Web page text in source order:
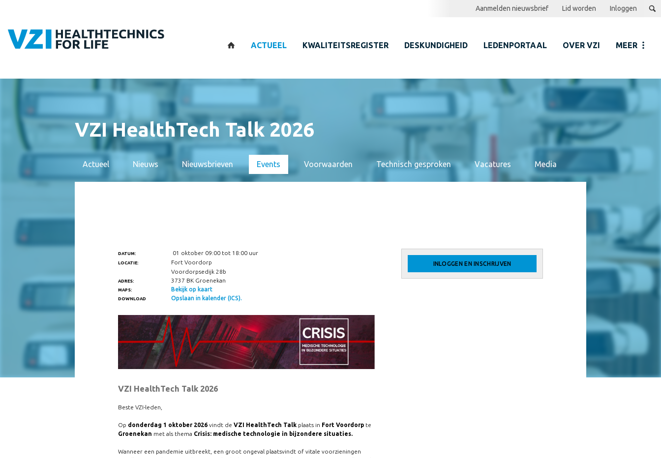
ACTUEEL KWALITEITSREGISTER DESKUNDIGHEID LEDENPORTAAL OVER VZI MEER
Aanmelden nieuwsbrief Lid worden Inloggen
VZI HealthTech Talk 2026
Actueel Nieuws Nieuwsbrieven Events Voorwaarden Technisch gesproken Vacatures Media
DATUM: 01 oktober 09:00 tot 18:00 uur
LOCATIE: Fort Voordorp
ADRES:
Voordorpsedijk 28b
3737 BK Groenekan
MAPS: Bekijk op kaart
DOWNLOAD Opslaan in kalender (ICS).
VZI HealthTech Talk 2026
Beste VZI-leden,
Op donderdag 1 oktober 2026 vindt de VZI HealthTech Talk plaats in Fort Voordorp te
Groenekan met als thema Crisis: medische technologie in bijzondere situaties.
Wanneer een pandemie uitbreekt, een groot ongeval plaatsvindt of vitale voorzieningen
INLOGGEN EN INSCHRIJVEN